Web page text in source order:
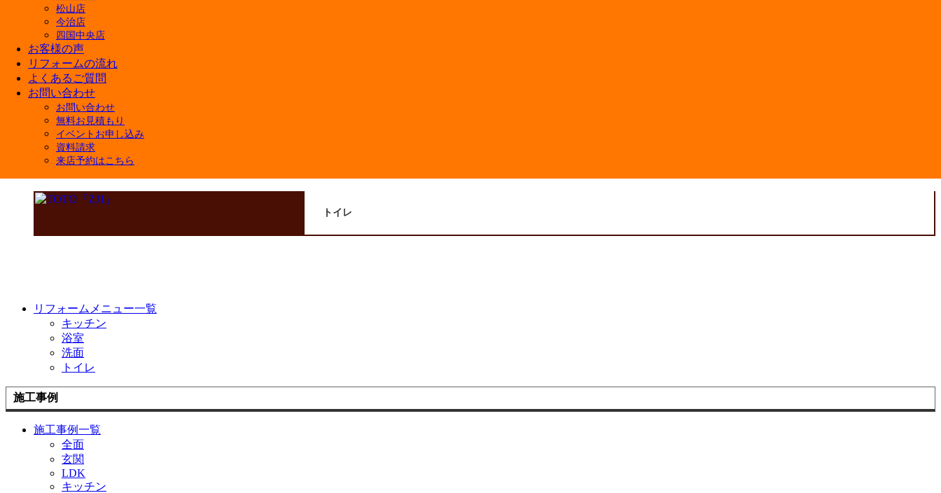
松山店
今治店
四国中央店
お客様の声
リフォームの流れ
よくあるご質問
お問い合わせ
お問い合わせ
無料お見積もり
イベントお申し込み
資料請求
来店予約はこちら
トイレ
リフォームメニュー一覧
キッチン
浴室
洗面
トイレ
施工事例
施工事例一覧
全面
玄関
LDK
キッチン